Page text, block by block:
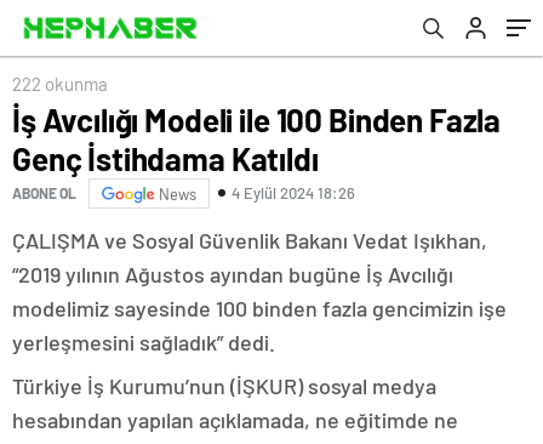
222 okunma
İş Avcılığı Modeli ile 100 Binden Fazla
Genç İstihdama Katıldı
ABONE OL News 4 Eylül 2024 18:26
ÇALIŞMA ve Sosyal Güvenlik Bakanı Vedat Işıkhan,
“2019 yılının Ağustos ayından bugüne İş Avcılığı
modelimiz sayesinde 100 binden fazla gencimizin işe
yerleşmesini sağladık” dedi.
Türkiye İş Kurumu’nun (İŞKUR) sosyal medya
hesabından yapılan açıklamada, ne eğitimde ne